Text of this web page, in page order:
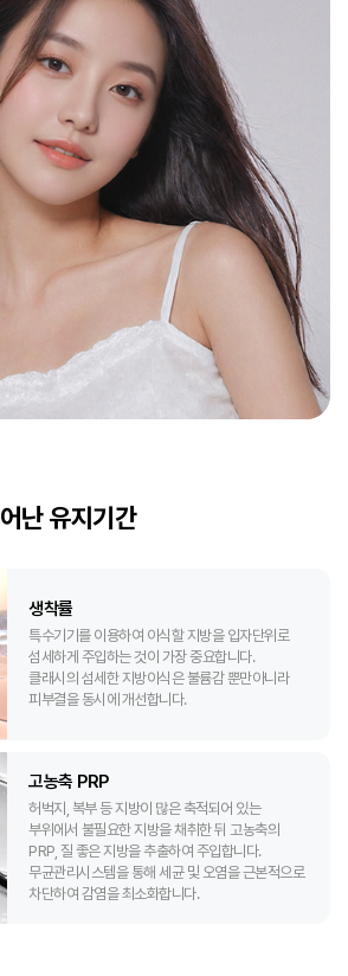
난 유지기간
생착률
특수기기를 이용하여 이식할 지방을 입자단위로
섬세하게 주입하는 것이 가장 중요합니다.
클래시의 섬세한 지방이식은 불륨감 뿐만아니라
피부결을 동시에 개선합니다.
고농축 PRP
허벅지, 복부 등 지방이 많은 축적되어 있는
부위에서 불필요한 지방을 채취한 뒤 고농축의
PRP, 질 좋은 지방을 추출하여 주입합니다.
무균관리시스템을 통해 세균 및 오염을 근본적으로
차단하여 감염을 최소화합니다.